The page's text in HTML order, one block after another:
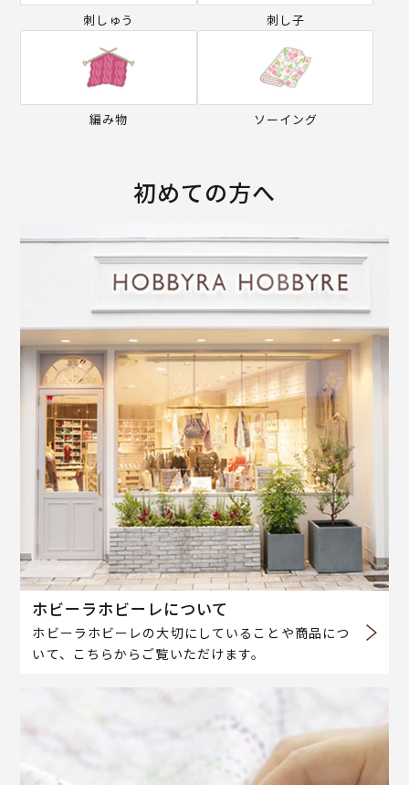
刺しゅう 刺し子
編み物 ソーイング
初めての方へ
ホビーラホビーレについて
ホビーラホビーレの大切にしていることや商品につ
いて、こちらからご覧いただけます。